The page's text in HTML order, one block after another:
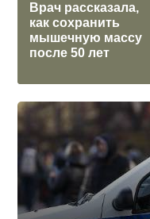
Врач рассказала,
как сохранить
мышечную массу
после 50 лет